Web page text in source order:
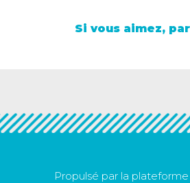
Si vous aimez,
Propulsé par la